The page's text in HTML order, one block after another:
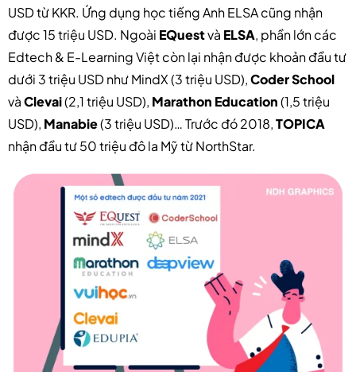
USD từ KKR. Ứng dụng học tiếng Anh ELSA cũng nhận
được 15 triệu USD. Ngoài EQuestvà ELSA, phần lớn các
Edtech & E-Learning Việt còn lại nhận được khoản đầu tư
dưới 3 triệu USD như MindX (3 triệu USD),Coder School
vàClevai(2,1 triệu USD), Marathon Education(1,5 triệu
USD), Manabie(3 triệu USD)… Trước đó 2018,TOPICA
nhận đầu tư 50 triệu đô la Mỹ từ NorthStar.